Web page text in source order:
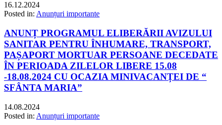
16.12.2024
Posted in: Anunțuri importante
ANUNȚ PROGRAMUL ELIBERĂRII AVIZULUI
SANITAR PENTRU ÎNHUMARE, TRANSPORT,
PAȘAPORT MORTUAR PERSOANE DECEDATE
ÎN PERIOADA ZILELOR LIBERE 15.08
-18.08.2024 CU OCAZIA MINIVACANȚEI DE “
SFÂNTA MARIA”
14.08.2024
Posted in: Anunțuri importante